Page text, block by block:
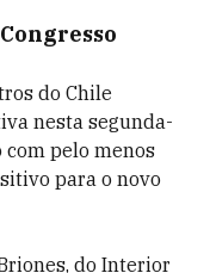
do Chile
nesta segunda-
pelo menos
para o novo
do Interior